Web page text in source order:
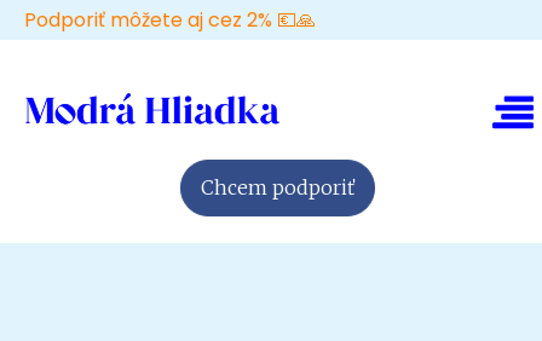
Podporiť môžete aj cez 2% 💶🙏
Chcem podporiť